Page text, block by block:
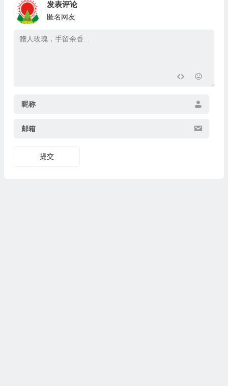
发表评论
匿名网友
昵称
邮箱
提交